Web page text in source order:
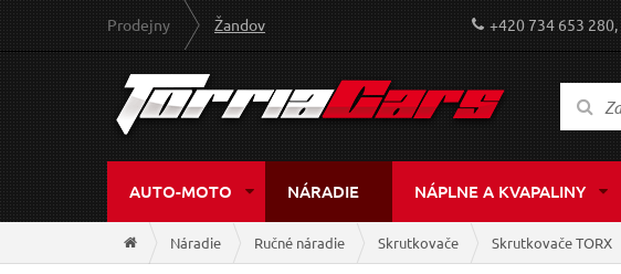
Prodejny Žandov +420 734 653 280,
AUTO-MOTO NÁRADIE NÁPLNE A KVAPALINY
Náradie Ručné náradie Skrutkovače Skrutkovače TORX